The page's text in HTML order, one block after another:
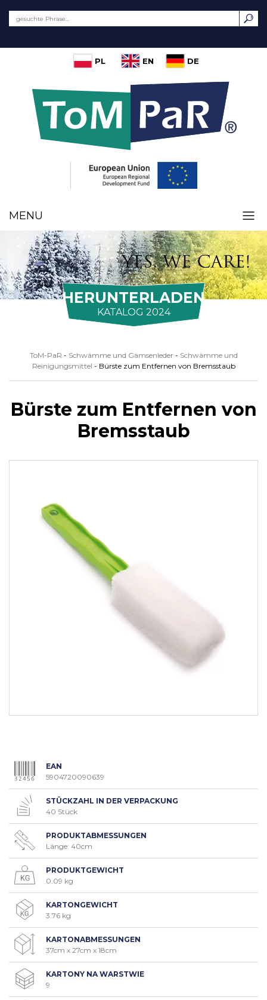
PL EN DE
MENU
HERUNTERLADEN
KATALOG 2024
ToM-PaR - Schwämme und Gämsenleder - Schwämme und
Reinigungsmittel - Bürste zum Entfernen von Bremsstaub
Bürste zum Entfernen von
Bremsstaub
EAN
5904720090639
STÜCKZAHL IN DER VERPACKUNG
40 Stück
PRODUKTABMESSUNGEN
Länge: 40cm
PRODUKTGEWICHT
0.09 kg
KARTONGEWICHT
3.76 kg
KARTONABMESSUNGEN
37cm x 27cm x 18cm
KARTONY NA WARSTWIE
9